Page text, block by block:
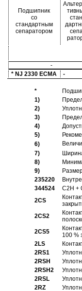
Подшипник
со
стандартным
сепаратором
-
* NJ 2330 ECMA
-
*
1)
2)
3)
4)
5)
6)
7)
8)
9)
235220
344524
C2H +
2CS
2CS2
2CS5
100 %
2LS
2RS1
2RSH
2RSH2
2RSL
2RZ